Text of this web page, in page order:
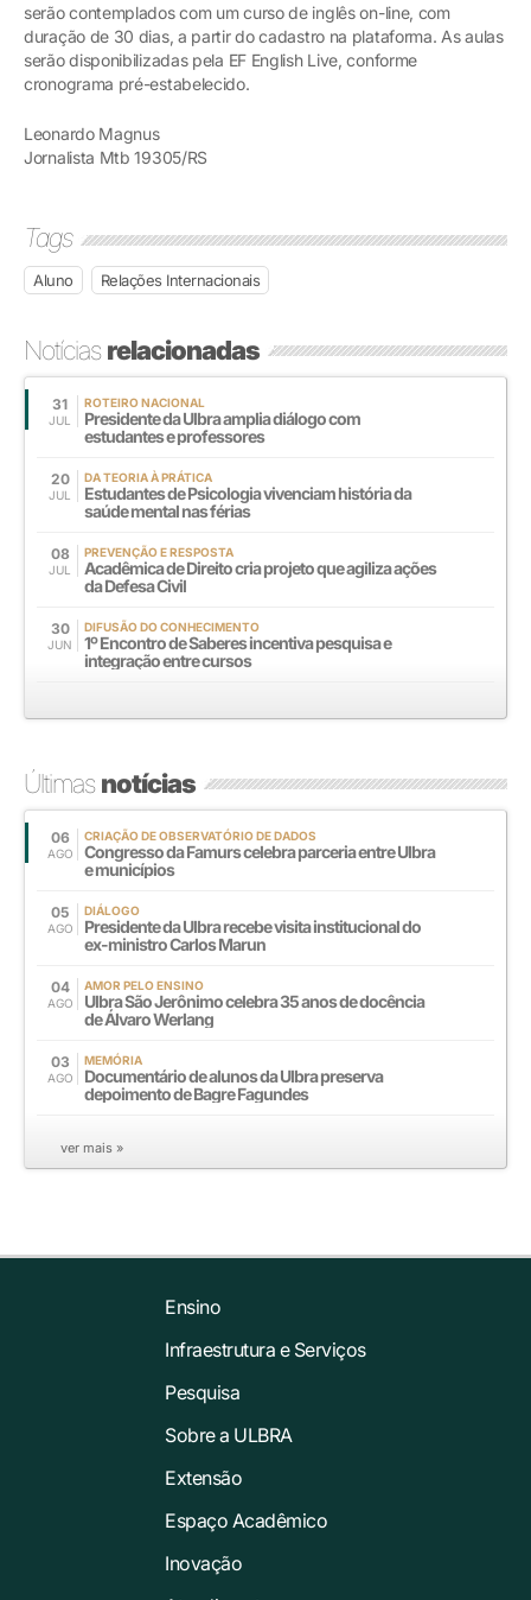
serão contemplados com um curso de inglês on-line, com
duração de 30 dias, a partir do cadastro na plataforma. As aulas
serão disponibilizadas pela EF English Live, conforme
cronograma pré-estabelecido.
Leonardo Magnus
Jornalista Mtb 19305/RS
Tags
Aluno Relações Internacionais
Notíciasrelacionadas
31
JUL
ROTEIRO NACIONAL
Presidente da Ulbra amplia diálogo com
estudantes e professores
20
JUL
DA TEORIA À PRÁTICA
Estudantes de Psicologia vivenciam história da
saúde mental nas férias
08
JUL
PREVENÇÃO E RESPOSTA
Acadêmica de Direito cria projeto que agiliza ações
da Defesa Civil
30
JUN
DIFUSÃO DO CONHECIMENTO
1º Encontro de Saberes incentiva pesquisa e
integração entre cursos
Últimasnotícias
06
AGO
CRIAÇÃO DE OBSERVATÓRIO DE DADOS
Congresso da Famurs celebra parceria entre Ulbra
e municípios
05
AGO
DIÁLOGO
Presidente da Ulbra recebe visita institucional do
ex-ministro Carlos Marun
04
AGO
AMOR PELO ENSINO
Ulbra São Jerônimo celebra 35 anos de docência
de Álvaro Werlang
03
AGO
MEMÓRIA
Documentário de alunos da Ulbra preserva
depoimento de Bagre Fagundes
ver mais »
Ensino
Infraestrutura e Serviços
Pesquisa
Sobre a ULBRA
Extensão
Espaço Acadêmico
Inovação